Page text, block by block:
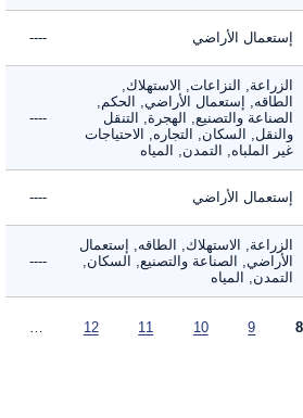
إستعمال الأراضي ----
الزراعة, النزاعات, الاستهلاك,
الطاقه, إستعمال الأراضي, الحكم,
الصناعة والتصنيع, الهجرة, التنقل
والنقل, السكان, التجاره, الاحتياجات
غير الملباه, التمدن, المياه
----
إستعمال الأراضي ----
الزراعة, الاستهلاك, الطاقه, إستعمال
الأراضي, الصناعة والتصنيع, السكان,
التمدن, المياه
----